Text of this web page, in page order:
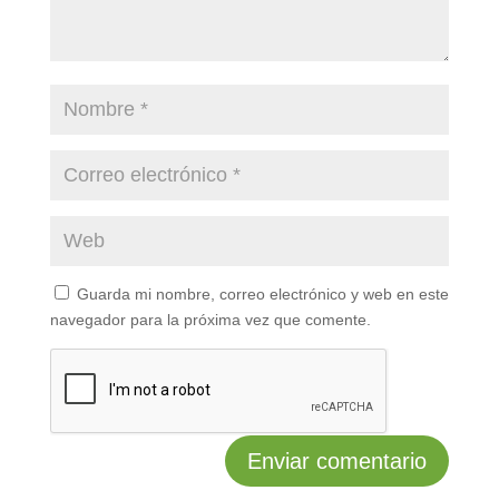
Guarda mi nombre, correo electrónico y web en este
navegador para la próxima vez que comente.